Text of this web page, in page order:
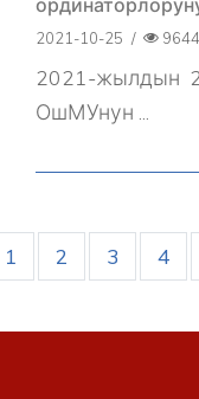
2021-10-25 / 9644
2021-жылдын
ОшМУнун ...
1 2 3 4